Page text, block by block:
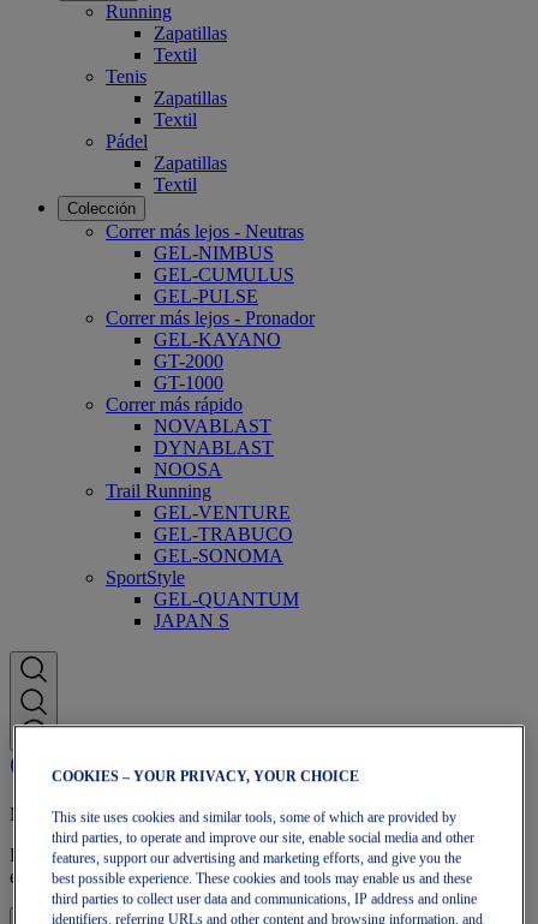
Running
Zapatillas
Textil
Tenis
Zapatillas
Textil
Pádel
Zapatillas
Textil
Colección
Correr más lejos - Neutras
GEL-NIMBUS
GEL-CUMULUS
GEL-PULSE
Correr más lejos - Pronador
GEL-KAYANO
GT-2000
GT-1000
Correr más rápido
NOVABLAST
DYNABLAST
NOOSA
Trail Running
GEL-VENTURE
GEL-TRABUCO
GEL-SONOMA
SportStyle
GEL-QUANTUM
JAPAN S
Membresía OneASICS
Disfruta de envío gratuito, devoluciones gratuitas, descuentos
exclusivos y más con los beneficios de fidelidad OneASICS™.
COOKIES – YOUR PRIVACY, YOUR CHOICE
This site uses cookies and similar tools, some of which are provided by
third parties, to operate and improve our site, enable social media and other
features, support our advertising and marketing efforts, and give you the
best possible experience. These cookies and tools may enable us and these
third parties to collect user data and communications, IP address and online
identifiers, referring URLs and other content and browsing information, and